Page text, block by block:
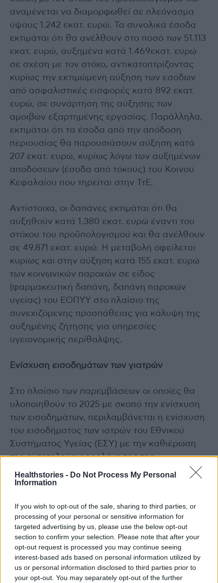
Healthstories - Do Not Process My Personal
Information
If you wish to opt-out of the sale, sharing to third parties, or
processing of your personal or sensitive information for
targeted advertising by us, please use the below opt-out
section to confirm your selection. Please note that after your
opt-out request is processed you may continue seeing
interest-based ads based on personal information utilized by
us or personal information disclosed to third parties prior to
your opt-out. You may separately opt-out of the further
αναμένεται να διαμορφωθεί σε πλεόνασμα
ύψους 1.242 εκατ. ευρώ. Τα συνολικά έσοδα
εκτιμάται ότι θα ανέλθουν στο ποσό των 51.113
εκατ. ευρώ, αυξημένα κατά 1.469εκατ. ευρώ
σε σχέση με τον στόχο, αντικατοπτρίζοντας
κυρίως την εκτιμώμενη αύξηση των εσόδων
από ασφαλιστικές εισφορές κατά 892 εκατ.
ευρώ, σε συνάρτηση της αύξησης των
αμοιβών εξαρτημένης εργασίας. Παράλληλα,
εκτιμάται ότι τα έσοδα από την απόδοση
περιουσίας θα παρουσιάσουν αύξηση κατά
207 εκατ. ευρώ, κυρίως λόγω των αυξημένων
αποδόσεων (έσοδα από τόκους) του Κοινού
Κεφαλαίου που τηρείται στην ΤτΕ.
Αντίστοιχα, οι δαπάνες εκτιμάται ότι θα
αυξηθούν κατά 1.380 εκατ. ευρώ έναντι του
στόχου του προϋπολογισμού και θα ανέλθουν
σε 49.871 εκατ. ευρώ. Η μεταβολή οφείλεται
κυρίως και στην αύξηση κατά 155 εκατ. ευρώ
των κοινωνικών παροχών σε είδος
(φαρμακευτική δαπάνη, δαπάνη παροχών
υγείας) του ΕΟΠΥΥ στο πλαίσιο της
συνεχιζόμενης προσπάθειας για κάλυψη της
αυξημένης ζήτησης για υπηρεσίες
υγειονομικής περίθαλψης.
Ενίσχυση εισοδημάτων των γιατρών
Στο πλαίσιο των παρεμβάσεων οι οποίες θα
υλοποιηθούν το 2025 με σκοπό την ενίσχυση
των εισοδημάτων, περιλαμβάνεται η ενίσχυση
του εισοδήματος των ιατρών του Εθνικού
Συστήματος Υγείας (ΕΣΥ) με την καθιέρωση
της αυτοτελούς φορολόγησης της
αποζημίωσης των εφημεριών τους, η οποία
έρχεται μετά τις μόνιμες παρεμβάσεις που
για εφημερίες και θέσπιση αυξημένου
κινήτρου προσέλκυσης και παραμονής σε
προβληματικές και άγονες περιοχές).
Ακόμη, μείωση από τη 1η Ιανουαρίου 2025
αναμένεται, κατά μία ποσοστιαία μονάδα, των